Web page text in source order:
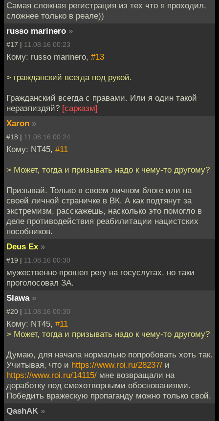
Самая сложная регистрация из тех что я проходил,
сложнее только в реале))
russo marinero »
#17 | 11.08.16 00:23
Кому: russo marinero, #13
> гражданский всегда под рукой.
Гражданский всегда с правами. Или я один такой
неразпиздяй? [cарказм]
Xaron »
#18 | 11.08.16 00:24
Кому: NT45, #11
> Может, тогда и призывать надо к чему-то другому?
Призывай. Только в своем личном блоге или на
своей личной страничке в ВК. А как подтянут за
экстремизм, расскажешь, насколько это помогло в
деле противодействия реабилитации нацистских
пособников.
Deus Ex »
#19 | 11.08.16 00:30
мужественно прошел регу на госуслугах, но таки
проголосовал ЗА.
Slawa »
#20 | 11.08.16 00:30
Кому: NT45, #11
> Может, тогда и призывать надо к чему-то другому?
Думаю, для начала нормально попробовать хоть так.
Учитывая, что и https://www.roi.ru/28237/ и
https://www.roi.ru/14115/ мне возвращали на
доработку под смехотворными обоснованиями.
Победить вражескую пропаганду можно только свой.
QashAK »